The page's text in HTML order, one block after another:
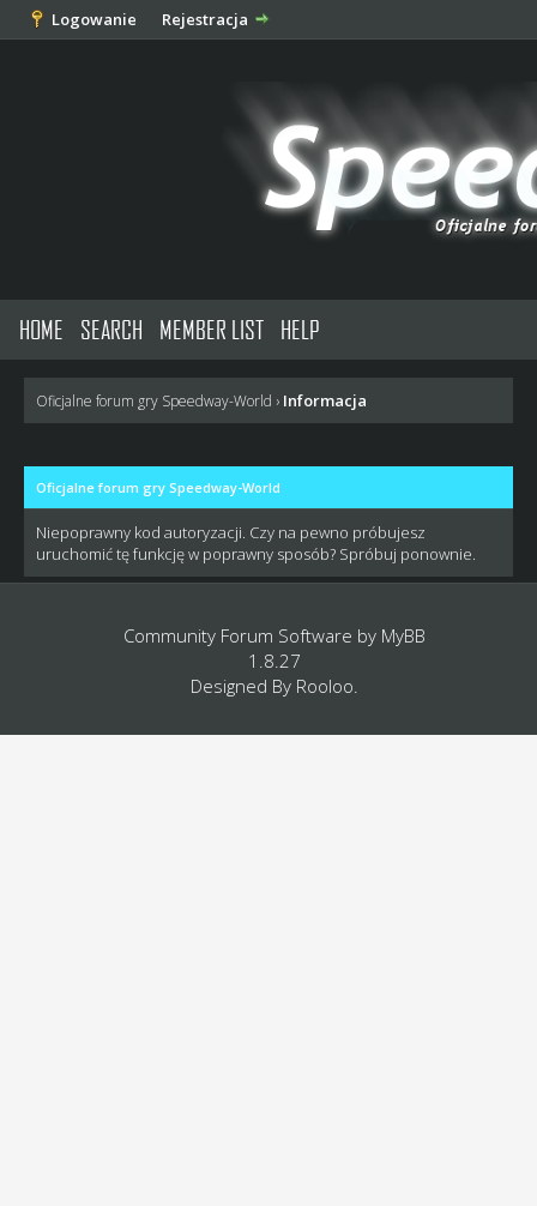
Logowanie Rejestracja
HOME SEARCH MEMBER LIST HELP
Oficjalne forum gry Speedway-World › Informacja
Oficjalne forum gry Speedway-World
Niepoprawny kod autoryzacji. Czy na pewno próbujesz
uruchomić tę funkcję w poprawny sposób? Spróbuj ponownie.
Community Forum Software by MyBB
1.8.27
Designed By Rooloo.